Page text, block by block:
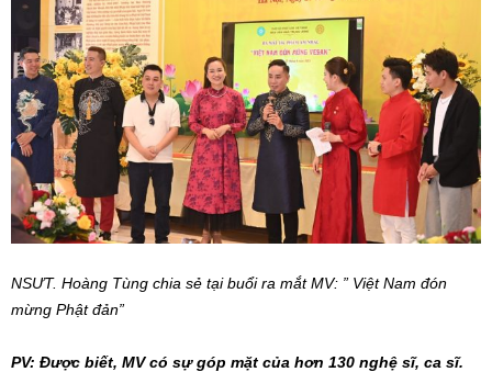
NSƯT. Hoàng Tùng chia sẻ tại buổi ra mắt MV: ” Việt Nam đón
mừng Phật đản”
PV: Được biết, MV có sự góp mặt của hơn 130 nghệ sĩ, ca sĩ.